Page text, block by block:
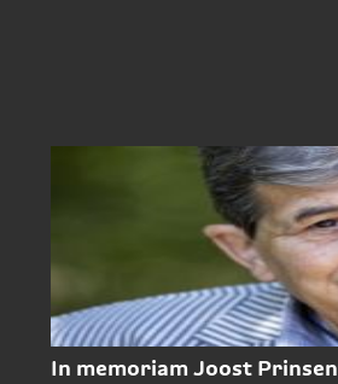
In memoriam Joost Prinsen